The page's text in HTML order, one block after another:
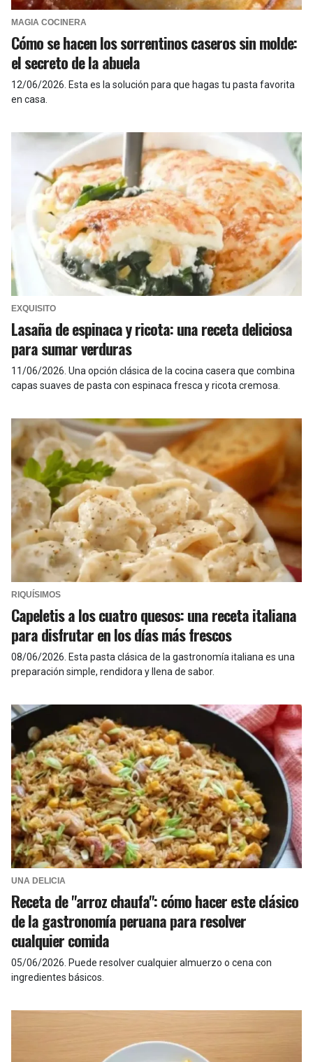
MAGIA COCINERA
Cómo se hacen los sorrentinos caseros sin molde:
el secreto de la abuela
12/06/2026 Esta es la solución para que hagas tu pasta favorita
en casa.
EXQUISITO
Lasaña de espinaca y ricota: una receta deliciosa
para sumar verduras
11/06/2026 Una opción clásica de la cocina casera que combina
capas suaves de pasta con espinaca fresca y ricota cremosa.
RIQUÍSIMOS
Capeletis a los cuatro quesos: una receta italiana
para disfrutar en los días más frescos
08/06/2026 Esta pasta clásica de la gastronomía italiana es una
preparación simple, rendidora y llena de sabor.
UNA DELICIA
Receta de "arroz chaufa": cómo hacer este clásico
de la gastronomía peruana para resolver
cualquier comida
05/06/2026 Puede resolver cualquier almuerzo o cena con
ingredientes básicos.